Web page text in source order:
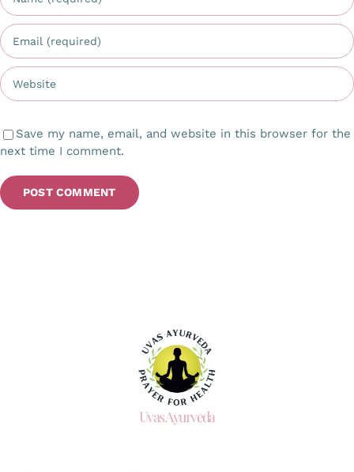
Save my name, email, and website in this browser for the
next time I comment.
Uvas Ayurveda